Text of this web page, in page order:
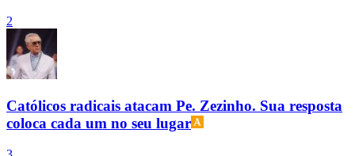
2
Católicos radicais atacam Pe. Zezinho. Sua resposta
coloca cada um no seu lugar